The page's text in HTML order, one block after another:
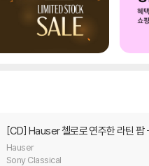
[CD] Hauser 첼로로 연주한 라틴
Hauser
Sony Classical